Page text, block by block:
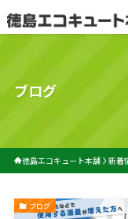
ブログ
徳島エコキュート本舗 新着
ブログ